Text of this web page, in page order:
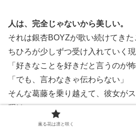
人は、完全じゃないから美しい。
それは銀杏BOYZが歌い続けてきた
ちひろが少しずつ受け入れていく現
「好きなことを好きだと言うのが怖
「でも、言わなきゃ伝わらない」
そんな葛藤を乗り越えて、彼女が
程は、
まさにロックそのものだ。
薫る花は凛と咲く